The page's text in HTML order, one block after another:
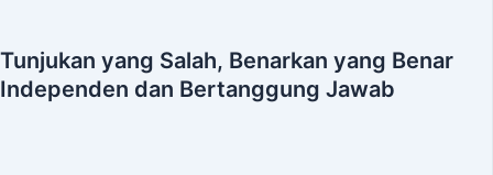
Tunjukan yang Salah, Benarkan yang Benar
Independen dan Bertanggung Jawab